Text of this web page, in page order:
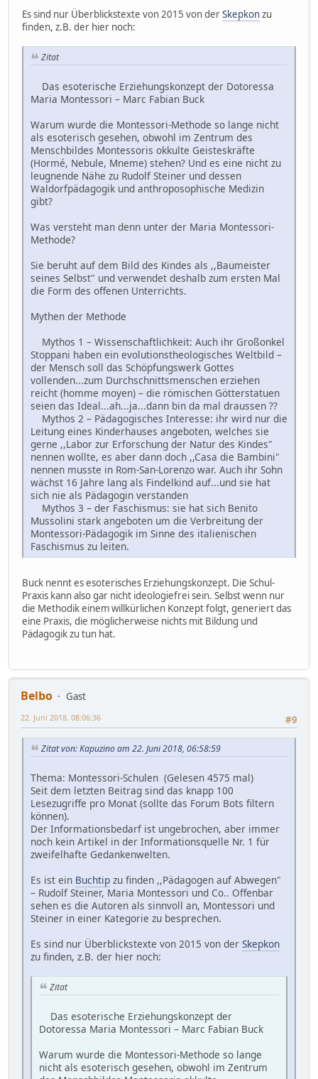
Es sind nur Überblickstexte von 2015 von derSkepkonzu
finden, z.B. der hier noch:
Zitat
Das esoterische Erziehungskonzept der Dotoressa
Maria Montessori – Marc Fabian Buck
Warum wurde die Montessori-Methode so lange nicht
als esoterisch gesehen, obwohl im Zentrum des
Menschbildes Montessoris okkulte Geisteskräfte
(Hormé, Nebule, Mneme) stehen? Und es eine nicht zu
leugnende Nähe zu Rudolf Steiner und dessen
Waldorfpädagogik und anthroposophische Medizin
gibt?
Was versteht man denn unter der Maria Montessori-
Methode?
Sie beruht auf dem Bild des Kindes als ,,Baumeister
seines Selbst" und verwendet deshalb zum ersten Mal
die Form des offenen Unterrichts.
Mythen der Methode
Mythos 1 – Wissenschaftlichkeit: Auch ihr Großonkel
Stoppani haben ein evolutionstheologisches Weltbild –
der Mensch soll das Schöpfungswerk Gottes
vollenden...zum Durchschnittsmenschen erziehen
reicht (homme moyen) – die römischen Götterstatuen
seien das Ideal...ah...ja...dann bin da mal draussen ??
Mythos 2 – Pädagogisches Interesse: ihr wird nur die
Leitung eines Kinderhauses angeboten, welches sie
gerne ,,Labor zur Erforschung der Natur des Kindes"
nennen wollte, es aber dann doch ,,Casa die Bambini"
nennen musste in Rom-San-Lorenzo war. Auch ihr Sohn
wächst 16 Jahre lang als Findelkind auf...und sie hat
sich nie als Pädagogin verstanden
Mythos 3 – der Faschismus: sie hat sich Benito
Mussolini stark angeboten um die Verbreitung der
Montessori-Pädagogik im Sinne des italienischen
Faschismus zu leiten.
Buck nennt es esoterisches Erziehungskonzept. Die Schul-
Praxis kann also gar nicht ideologiefrei sein. Selbst wenn nur
die Methodik einem willkürlichen Konzept folgt, generiert das
eine Praxis, die möglicherweise nichts mit Bildung und
Pädagogik zu tun hat.
Belbo
Gast
#9
22. Juni 2018, 08:06:36
Zitat von: Kapuzino am 22. Juni 2018, 06:58:59
Thema: Montessori-Schulen (Gelesen 4575 mal)
Seit dem letzten Beitrag sind das knapp 100
Lesezugriffe pro Monat (sollte das Forum Bots filtern
können).
Der Informationsbedarf ist ungebrochen, aber immer
noch kein Artikel in der Informationsquelle Nr. 1 für
zweifelhafte Gedankenwelten.
Es ist ein Buchtip zu finden ,,Pädagogen auf Abwegen"
– Rudolf Steiner, Maria Montessori und Co.. Offenbar
sehen es die Autoren als sinnvoll an, Montessori und
Steiner in einer Kategorie zu besprechen.
Es sind nur Überblickstexte von 2015 von der Skepkon
zu finden, z.B. der hier noch:
Zitat
Das esoterische Erziehungskonzept der
Dotoressa Maria Montessori – Marc Fabian Buck
Warum wurde die Montessori-Methode so lange
nicht als esoterisch gesehen, obwohl im Zentrum